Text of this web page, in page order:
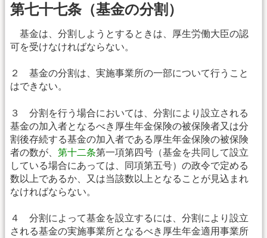
第七十七条（基金の分割）
基金は、分割しようとするときは、厚生労働大臣の認
可を受けなければならない。
２ 基金の分割は、実施事業所の一部について行うこと
はできない。
３ 分割を行う場合においては、分割により設立される
基金の加入者となるべき厚生年金保険の被保険者又は分
割後存続する基金の加入者である厚生年金保険の被保険
者の数が、 第十二条第一項第四号（基金を共同して設立
している場合にあっては、同項第五号）の政令で定める
数以上であるか、又は当該数以上となることが見込まれ
なければならない。
４ 分割によって基金を設立するには、分割により設立
される基金の実施事業所となるべき厚生年金適用事業所